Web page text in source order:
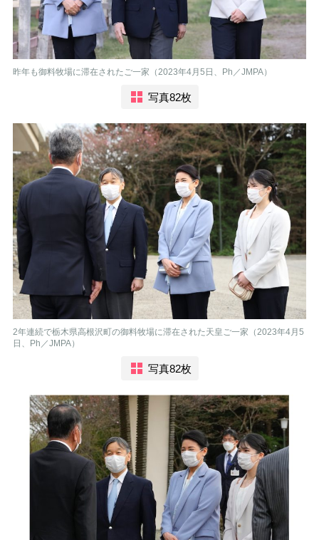
昨年も御料牧場に滞在されたご一家（2023年4月5日、Ph／JMPA）
写真82枚
2年連続で栃木県高根沢町の御料牧場に滞在された天皇ご一家（2023年4月5
日、Ph／JMPA）
写真82枚